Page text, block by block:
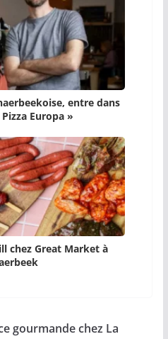
entre dans
Europa »
chez Great Market à
gourmande chez La